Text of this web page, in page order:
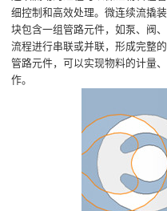
细控制和高效处理。微连续流撬
块包含一组管路元件，如泵、阀
流程进行串联或并联，形成完整
管路元件，可以实现物料的计量
作。